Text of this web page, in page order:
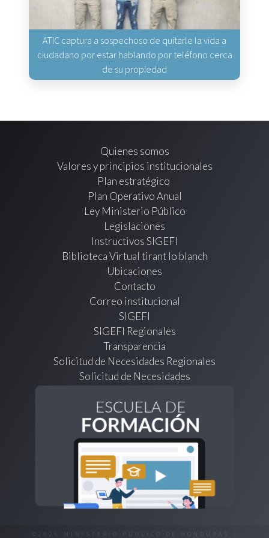
ATIC captura a sospechoso de quitarle la vida a
ciudadano por estar hablando por teléfono cerca
de su propiedad
Quienes somos
Valores y principios institucionales
Plan estratégico
Plan Operativo Anual
Ley Ministerio Público
Legislaciones
Instructivos SIGEFI
Biblioteca Virtual tirant lo blanch
Ubicaciones
Contacto
Correo institucional
SIGEFI
SIGEFI Regionales
Transparencia
Solicitud de Necesidades Regionales
Solicitud de Necesidades
©2026 MINISTERIO PÚBLICO DE HONDURAS |